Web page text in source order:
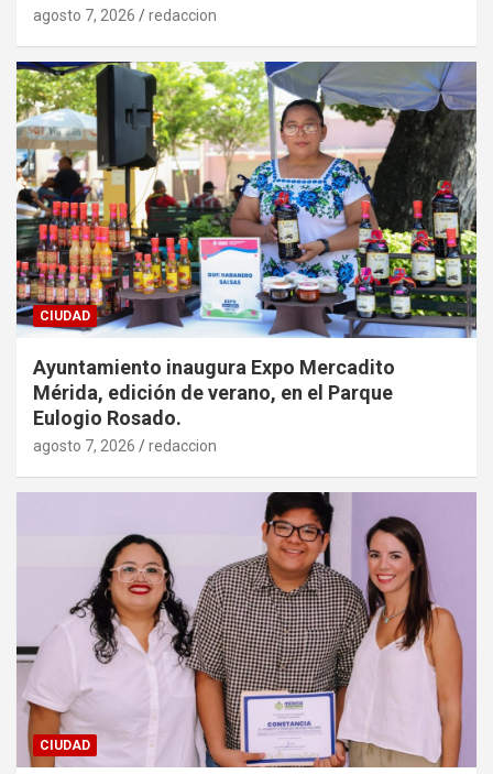
agosto 7, 2026 redaccion
CIUDAD
Ayuntamiento inaugura Expo Mercadito
Mérida, edición de verano, en el Parque
Eulogio Rosado.
agosto 7, 2026 redaccion
CIUDAD